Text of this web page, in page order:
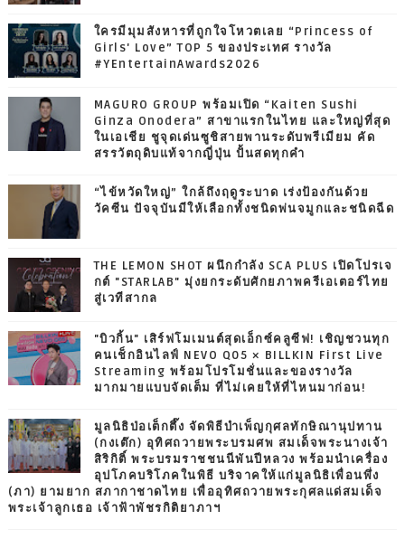
ใครมีมุมสังหารที่ถูกใจโหวตเลย “Princess of
Girls' Love” TOP 5 ของประเทศ รางวัล
#YEntertainAwards2026
MAGURO GROUP พร้อมเปิด “Kaiten Sushi
Ginza Onodera” สาขาแรกในไทย และใหญ่ที่สุด
ในเอเชีย ชูจุดเด่นซูชิสายพานระดับพรีเมียม คัด
สรรวัตถุดิบแท้จากญี่ปุ่น ปั้นสดทุกคำ
“ไข้หวัดใหญ่” ใกล้ถึงฤดูระบาด เร่งป้องกันด้วย
วัคซีน ปัจจุบันมีให้เลือกทั้งชนิดพ่นจมูกและชนิดฉีด
THE LEMON SHOT ผนึกกำลัง SCA PLUS เปิดโปรเจ
กต์ "STARLAB" มุ่งยกระดับศักยภาพครีเอเตอร์ไทย
สู่เวทีสากล
"บิวกิ้น" เสิร์ฟโมเมนต์สุดเอ็กซ์คลูซีฟ! เชิญชวนทุก
คนเช็กอินไลฟ์ NEVO Q05 × BILLKIN First Live
Streaming พร้อมโปรโมชั่นและของรางวัล
มากมายแบบจัดเต็ม ที่ไม่เคยให้ที่ไหนมาก่อน!
มูลนิธิป่อเต็กตึ๊ง จัดพิธีบำเพ็ญกุศลทักษิณานุปทาน
(กงเต๊ก) อุทิศถวายพระบรมศพ สมเด็จพระนางเจ้า
สิริกิติ์ พระบรมราชชนนีพันปีหลวง พร้อมนำเครื่อง
อุปโภคบริโภคในพิธี บริจาคให้แก่มูลนิธิเพื่อนพึ่ง
(ภา) ยามยาก สภากาชาดไทย เพื่ออุทิศถวายพระกุศลแด่สมเด็จ
พระเจ้าลูกเธอ เจ้าฟ้าพัชรกิติยาภาฯ